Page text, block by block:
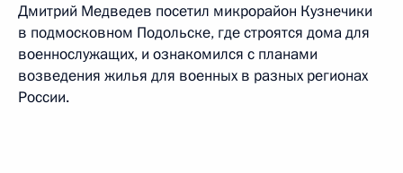
Дмитрий Медведев посетил микрорайон Кузнечики
в подмосковном Подольске, где строятся дома для
военнослужащих, и ознакомился с планами
возведения жилья для военных в разных регионах
России.